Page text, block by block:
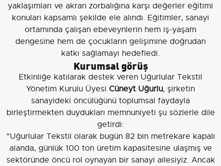
yaklaşımları ve akran zorbalığına karşı değerler eğitimi
konuları kapsamlı şekilde ele alındı. Eğitimler, sanayi
ortamında çalışan ebeveynlerin hem iş-yaşam
dengesine hem de çocukların gelişimine doğrudan
katkı sağlamayı hedefledi.
Kurumsal görüş
Etkinliğe katılarak destek veren Uğurlular Tekstil
Yönetim Kurulu Üyesi Cüneyt Uğurlu, şirketin
sanayideki öncülüğünü toplumsal faydayla
birleştirmekten duydukları memnuniyeti şu sözlerle dile
getirdi:
"Uğurlular Tekstil olarak bugün 82 bin metrekare kapalı
alanda, günlük 100 ton üretim kapasitesine ulaşmış ve
sektöründe öncü rol oynayan bir sanayi ailesiyiz. Ancak